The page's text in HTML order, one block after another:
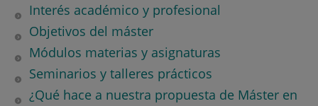
Interés académico y profesional
Objetivos del máster
Módulos materias y asignaturas
Seminarios y talleres prácticos
¿Qué hace a nuestra propuesta de Máster en